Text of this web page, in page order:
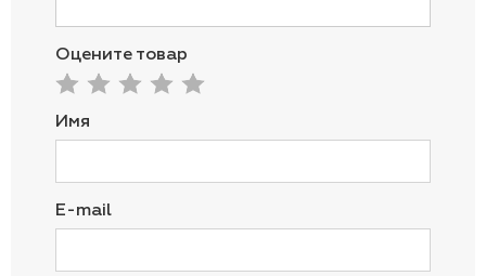
Оцените товар
Имя
E-mail